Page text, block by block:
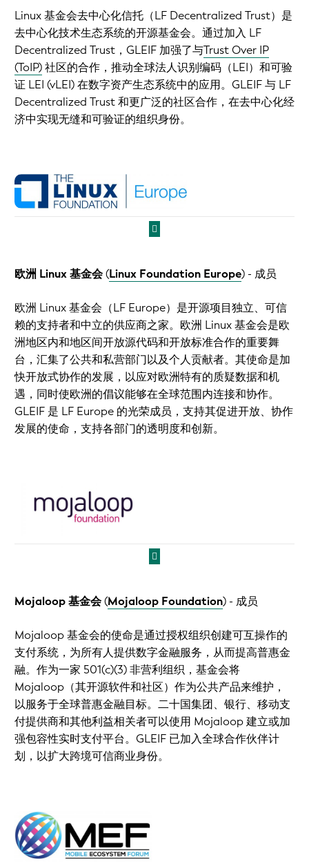
Linux 基金会去中心化信托（LF Decentralized Trust）是
去中心化技术生态系统的开源基金会。通过加入 LF
Decentralized Trust，GLEIF 加强了与Trust Over IP
(ToIP)社区的合作，推动全球法人识别编码（LEI）和可验
证 LEI (vLEI) 在数字资产生态系统中的应用。GLEIF 与 LF
Decentralized Trust 和更广泛的社区合作，在去中心化经
济中实现无缝和可验证的组织身份。
欧洲 Linux 基金会(Linux Foundation Europe) - 成员
欧洲 Linux 基金会（LF Europe）是开源项目独立、可信
赖的支持者和中立的供应商之家。欧洲 Linux 基金会是欧
洲地区内和地区间开放源代码和开放标准合作的重要舞
台，汇集了公共和私营部门以及个人贡献者。其使命是加
快开放式协作的发展，以应对欧洲特有的质疑数据和机
遇，同时使欧洲的倡议能够在全球范围内连接和协作。
GLEIF 是 LF Europe 的光荣成员，支持其促进开放、协作
发展的使命，支持各部门的透明度和创新。
Mojaloop 基金会(Mojaloop Foundation) - 成员
Mojaloop 基金会的使命是通过授权组织创建可互操作的
支付系统，为所有人提供数字金融服务，从而提高普惠金
融。作为一家 501(c)(3) 非营利组织，基金会将
Mojaloop（其开源软件和社区）作为公共产品来维护，
以服务于全球普惠金融目标。二十国集团、银行、移动支
付提供商和其他利益相关者可以使用 Mojaloop 建立或加
强包容性实时支付平台。GLEIF 已加入全球合作伙伴计
划，以扩大跨境可信商业身份。